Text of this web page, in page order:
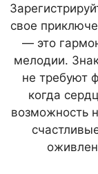
свое
— это
мелодии.
не требуют
когда
возможность